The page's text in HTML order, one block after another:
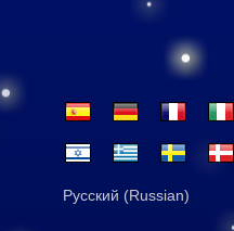
Русский (Russian)